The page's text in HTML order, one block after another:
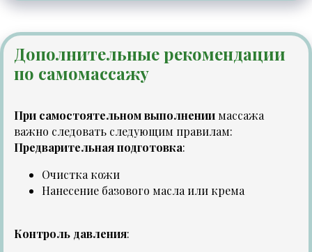
Дополнительные рекомендации
по самомассажу
При самостоятельном выполнении массажа
важно следовать следующим правилам:
Предварительная подготовка:
Очистка кожи
Нанесение базового масла или крема
Контроль давления: